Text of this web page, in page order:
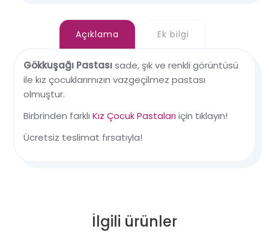
Açıklama Ek bilgi
Gökkuşağı Pastasısade, şık ve renkli görüntüsü
ile kız çocuklarımızın vazgeçilmez pastası
olmuştur.
Birbrinden farklıKız Çocuk Pastalarıiçin tıklayın!
Ücretsiz teslimat fırsatıyla!
İlgili ürünler